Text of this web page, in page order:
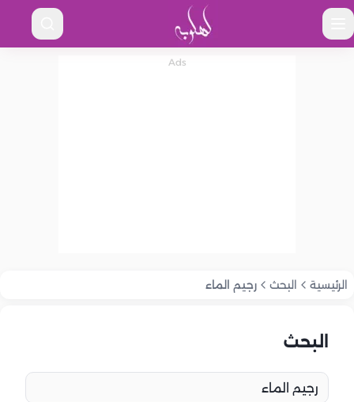
الرئيسية البحث رجيم الماء
البحث